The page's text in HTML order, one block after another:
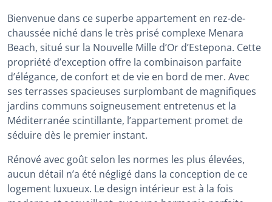
Bienvenue dans ce superbe appartement en rez-de-
chaussée niché dans le très prisé complexe Menara
Beach, situé sur la Nouvelle Mille d’Or d’Estepona. Cette
propriété d’exception offre la combinaison parfaite
d’élégance, de confort et de vie en bord de mer. Avec
ses terrasses spacieuses surplombant de magnifiques
jardins communs soigneusement entretenus et la
Méditerranée scintillante, l’appartement promet de
séduire dès le premier instant.
Rénové avec goût selon les normes les plus élevées,
aucun détail n’a été négligé dans la conception de ce
logement luxueux. Le design intérieur est à la fois